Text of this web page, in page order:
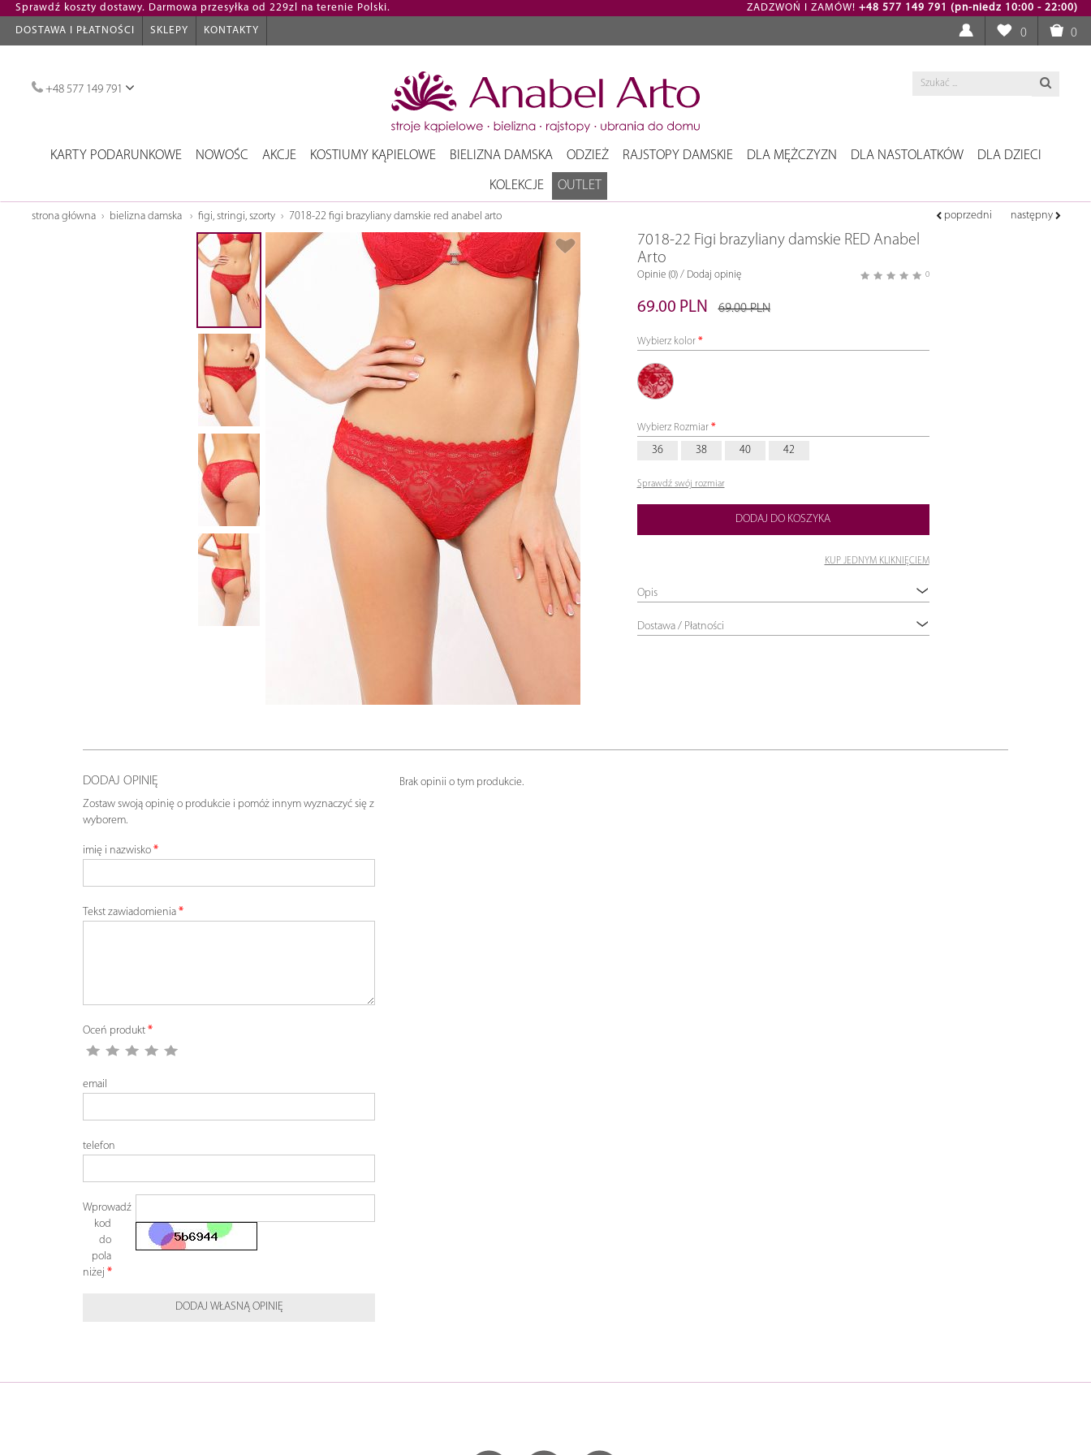
Sprawdź koszty dostawy. Darmowa przesyłka od 229zl na terenie Polski. ZADZWOŃ I ZAMÓW! +48 577 149 791 (pn-niedz 10:00 - 22:00)
DOSTAWA I PŁATNOŚCI SKLEPY KONTAKTY 0 0
+48 577 149 791
KARTY PODARUNKOWE NOWOŚC AKCJE KOSTIUMY KĄPIELOWE BIELIZNA DAMSKA ODZIEŻ RAJSTOPY DAMSKIE DLA MĘŻCZYZN DLA NASTOLATKÓW DLA DZIECI
KOLEKCJE OUTLET
poprzedni następny
strona główna bielizna damska figi, stringi, szorty 7018-22 figi brazyliany damskie red anabel arto
7018-22 Figi brazyliany damskie RED Anabel
Arto
Opinie (0)/ Dodaj opinię 0
69.00 PLN 69.00 PLN
Wybierz kolor
czerwony
Wybierz Rozmiar
36 38 40 42
Sprawdź swój rozmiar
DODAJ DO KOSZYKA
KUP JEDNYM KLIKNIĘCIEM
Opis
Dostawa / Płatności
DODAJ OPINIĘ
Zostaw swoją opinię o produkcie i pomóż innym wyznaczyć się z
wyborem.
imię i nazwisko
Tekst zawiadomienia
Oceń produkt
email
telefon
Wprowadź
kod
do
pola
niżej
DODAJ WŁASNĄ OPINIĘ
Brak opinii o tym produkcie.